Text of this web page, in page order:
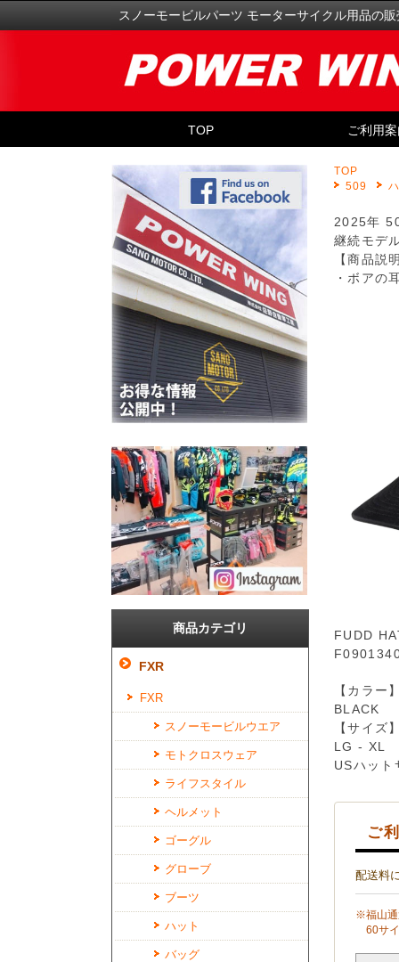
スノーモービルパーツ モーターサイクル用品の販
TOP ご利用
TOP
509
2025年
継続モデ
【商品説
・ボアの
FUDD
【カラー
BLACK
【サイズ
LG - XL
USハッ
ご
配送料
※福山通
60サイ
商品カテゴリ
FXR
FXR
スノーモービルウエア
モトクロスウェア
ライフスタイル
ヘルメット
ゴーグル
グローブ
ブーツ
ハット
バッグ